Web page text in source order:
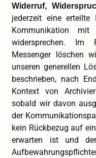
Widerruf,
jederzeit eine erteilte
Kommunikation
widersprechen.
Messenger löschen
unseren generellen
beschrieben, nach
Kontext von
sobald wir davon
der
kein Rückbezug auf
erwarten ist und